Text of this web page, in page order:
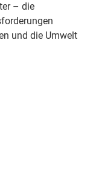
– die
und die Umwelt